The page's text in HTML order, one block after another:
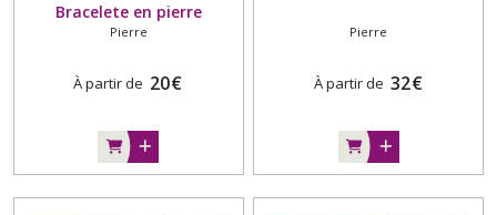
Bracelete en pierre
naturelle. Grade A -
Pierre
À partir de 20€
Pierre
À partir de 32€